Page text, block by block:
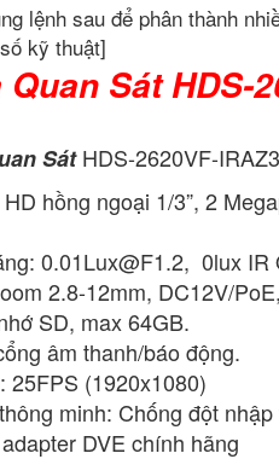
lệnh sau để phân thành
kỹ thuật]
Quan Sát HDS-
SátHDS-2620VF-IRAZ3
hồng ngoại 1/3”, 2
0.01Lux@F1.2, 0lux IR
2.8-12mm, DC12V/
SD, max 64GB.
âm thanh/báo động.
25FPS (1920x1080)
minh: Chống đột
DVE chính hãng